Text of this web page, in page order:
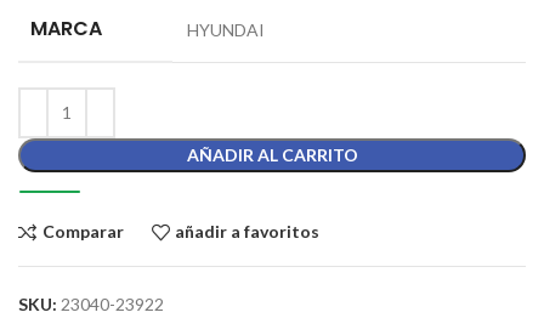
MARCA HYUNDAI
AÑADIR AL CARRITO
Comparar añadir a favoritos
SKU: 23040-23922